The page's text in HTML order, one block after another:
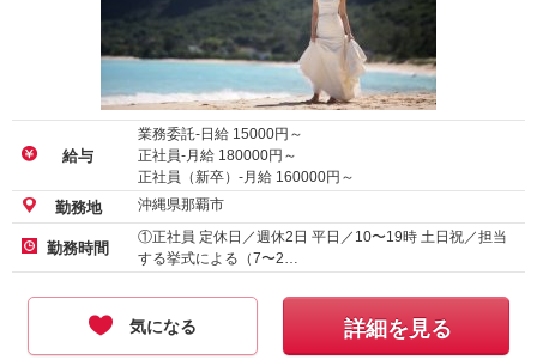
給与
業務委託-日給 15000円～
正社員-月給 180000円～
正社員（新卒）-月給 160000円～
勤務地 沖縄県那覇市
勤務時間
①正社員 定休日／週休2日 平日／10〜19時 土日祝／担当
する挙式による（7〜2…
気になる 詳細を見る